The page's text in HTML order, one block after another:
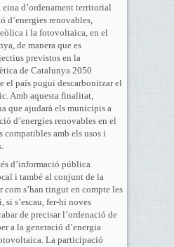
eina d’ordenament territorial
d’energies renovables,
i la fotovoltaica, en el
de manera que es
previstos en la
de Catalunya 2050
el país pugui descarbonitzar el
Amb aquesta finalitat,
que ajudarà els municipis a
d’energies renovables en el
compatibles amb els usos i
d’informació pública
i també al conjunt de la
com s’han tingut en compte les
si s’escau, fer-hi noves
de precisar l’ordenació de
a la generació d’energia
La participació